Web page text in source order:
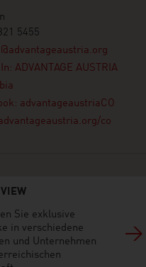
5455
ADVANTAGE AUSTRIA
advantageaustriaCO
co
Sie exklusive
in verschiedene
und Unternehmen